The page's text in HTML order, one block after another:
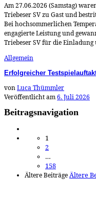
Am 27.06.2026 (Samstag)
Triebeser SV zu Gast und
Bei hochsommerlichen
engagierte Leistung und
Triebeser SV für die
Allgemein
Erfolgreicher
vonLuca Thümmler
Veröffentlicht am6. Juli 2026
Beitragsnavigation
1
2
…
158
Ältere BeiträgeÄltere